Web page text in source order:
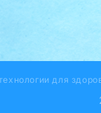
для